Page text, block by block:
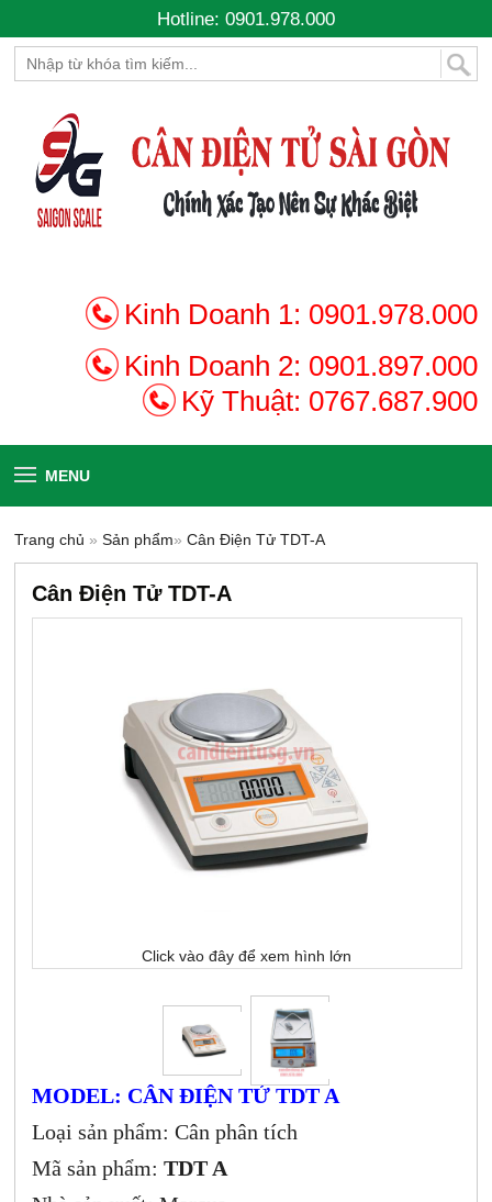
Hotline: 0901.978.000
Kinh Doanh 1: 0901.978.000
Kinh Doanh 2: 0901.897.000
Kỹ Thuật: 0767.687.900
MENU
Trang chủ »Sản phẩm»Cân Điện Tử TDT-A
Cân Điện Tử TDT-A
Click vào đây để xem hình lớn
MODEL: CÂN ĐIỆN TỬ TDT A
Loại sản phẩm: Cân phân tích
Mã sản phẩm:TDT A